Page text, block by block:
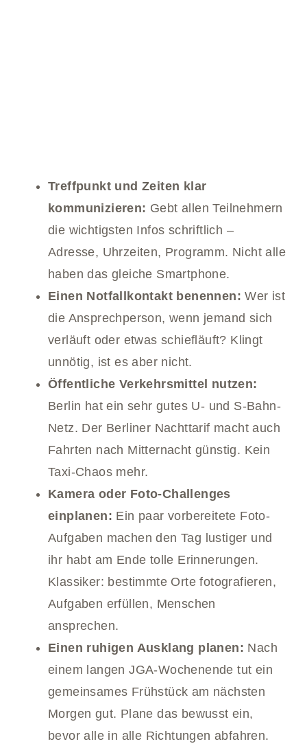
Treffpunkt und Zeiten klar
kommunizieren: Gebt allen Teilnehmern
die wichtigsten Infos schriftlich –
Adresse, Uhrzeiten, Programm. Nicht alle
haben das gleiche Smartphone.
Einen Notfallkontakt benennen: Wer ist
die Ansprechperson, wenn jemand sich
verläuft oder etwas schiefläuft? Klingt
unnötig, ist es aber nicht.
Öffentliche Verkehrsmittel nutzen:
Berlin hat ein sehr gutes U- und S-Bahn-
Netz. Der Berliner Nachttarif macht auch
Fahrten nach Mitternacht günstig. Kein
Taxi-Chaos mehr.
Kamera oder Foto-Challenges
einplanen: Ein paar vorbereitete Foto-
Aufgaben machen den Tag lustiger und
ihr habt am Ende tolle Erinnerungen.
Klassiker: bestimmte Orte fotografieren,
Aufgaben erfüllen, Menschen
ansprechen.
Einen ruhigen Ausklang planen: Nach
einem langen JGA-Wochenende tut ein
gemeinsames Frühstück am nächsten
Morgen gut. Plane das bewusst ein,
bevor alle in alle Richtungen abfahren.